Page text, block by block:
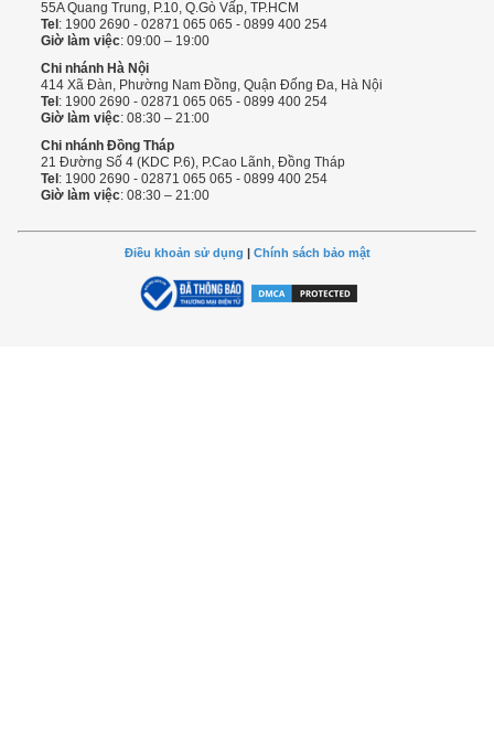
55A Quang Trung, P.10, Q.Gò Vấp, TP.HCM
Tel: 1900 2690 - 02871 065 065 - 0899 400 254
Giờ làm việc: 09:00 – 19:00
Chi nhánh Hà Nội
414 Xã Đàn, Phường Nam Đồng, Quận Đống Đa, Hà Nội
Tel: 1900 2690 - 02871 065 065 - 0899 400 254
Giờ làm việc: 08:30 – 21:00
Chi nhánh Đồng Tháp
21 Đường Số 4 (KDC P.6), P.Cao Lãnh, Đồng Tháp
Tel: 1900 2690 - 02871 065 065 - 0899 400 254
Giờ làm việc: 08:30 – 21:00
Điều khoản sử dụng | Chính sách bảo mật